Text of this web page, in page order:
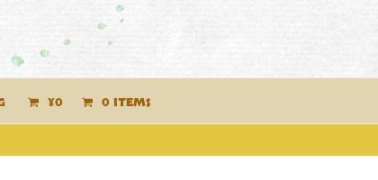
¥0 0 ITEMS